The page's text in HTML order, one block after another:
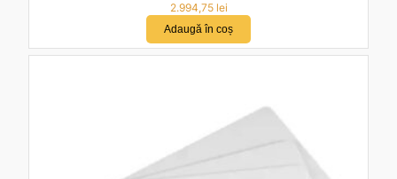
2.994,75 lei
Adaugă în coș